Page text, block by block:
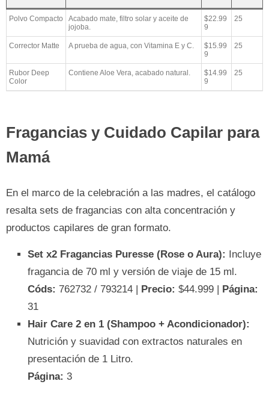
Polvo Compacto
Acabado mate, filtro solar y aceite de
jojoba.
$22.99
9
25
Corrector Matte A prueba de agua, con Vitamina E y C.
$15.99
9
25
Rubor Deep
Color
Contiene Aloe Vera, acabado natural.
$14.99
9
25
Fragancias y Cuidado Capilar para
Mamá
En el marco de la celebración a las madres, el catálogo
resalta sets de fragancias con alta concentración y
productos capilares de gran formato.
Set x2 Fragancias Puresse (Rose o Aura): Incluye
fragancia de 70 ml y versión de viaje de 15 ml.
Códs: 762732 / 793214 | Precio: $44.999 | Página:
31
Hair Care 2 en 1 (Shampoo + Acondicionador):
Nutrición y suavidad con extractos naturales en
presentación de 1 Litro.
Página: 3